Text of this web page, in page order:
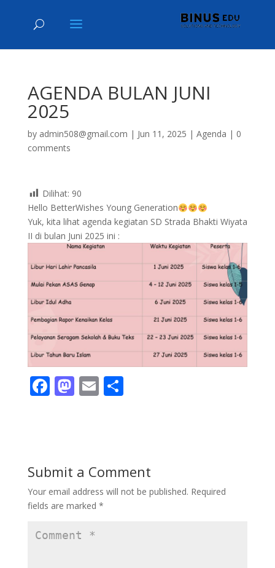
AGENDA BULAN JUNI
2025
by admin508@gmail.com | Jun 11, 2025 | Agenda | 0
comments
Dilihat: 90
Hello BetterWishes Young Generation
Yuk, kita lihat agenda kegiatan SD Strada Bhakti Wiyata
II di bulan Juni 2025 ini :
F
o
o
k
M
o
n
E S
Submit a Comment
Your email address will not be published. Required
fields are marked *